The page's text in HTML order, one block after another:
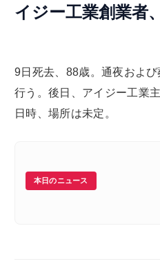
イジー工業創業者
9日死去、88歳。通夜およ
行う。後日、アイジー工業
日時、場所は未定。
本日のニュース